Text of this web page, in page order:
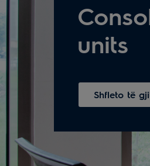
units
Shfleto të